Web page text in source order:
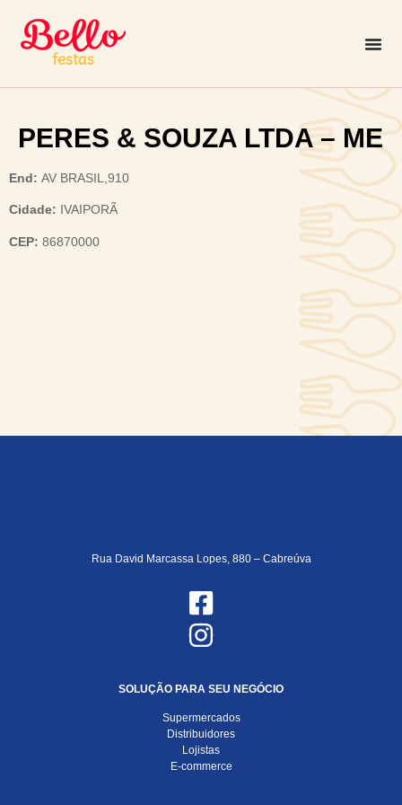
PERES & SOUZA LTDA – ME
End: AV BRASIL,910
Cidade: IVAIPORÃ
CEP: 86870000
Rua David Marcassa Lopes, 880 – Cabreúva
SOLUÇÃO PARA SEU NEGÓCIO
Supermercados
Distribuidores
Lojistas
E-commerce